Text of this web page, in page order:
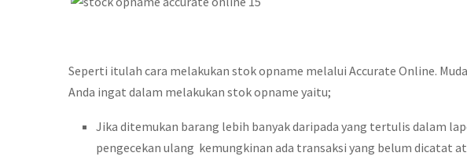
Seperti itulah cara melakukan stok opname melalui Accurate Online.
Anda ingat dalam melakukan stok opname yaitu;
Jika ditemukan barang lebih banyak daripada yang tertulis dalam
pengecekan ulang kemungkinan ada transaksi yang belum dicatat